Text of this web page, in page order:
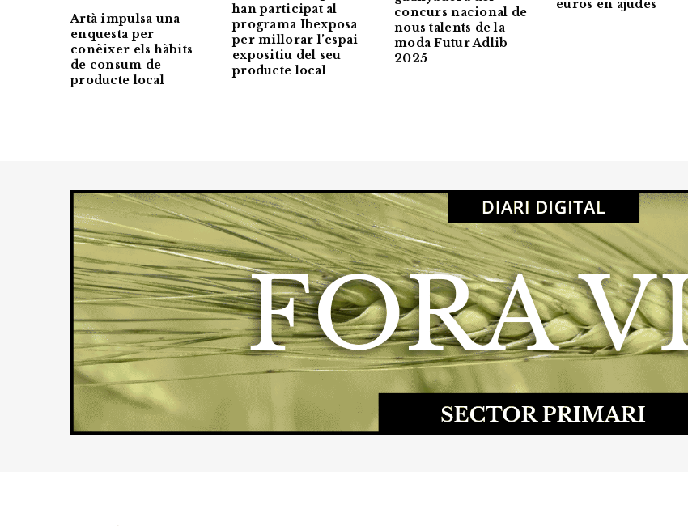
Artà impulsa una
enquesta per
conèixer els hàbits
de consum de
producte local
han participat al
programa Ibexposa
per millorar l’espai
expositiu del seu
producte local
concurs nacional de
nous talents de la
moda Futur Adlib
2025
euros en ajudes